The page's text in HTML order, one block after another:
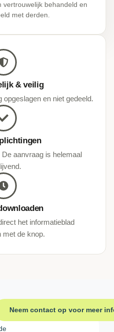
vertrouwelijk behandeld en
met derden.
& veilig
en niet gedeeld.
aanvraag is helemaal
het informatieblad
met de knop.
Neem contact op voor meer